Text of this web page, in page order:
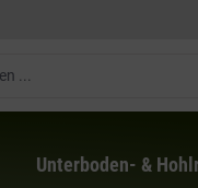
Unterboden- &